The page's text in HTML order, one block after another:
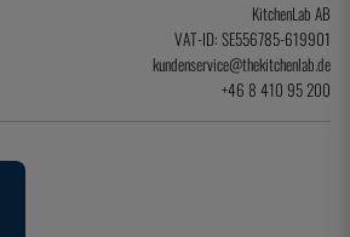
KitchenLab AB
VAT-ID: SE556785-619901
kundenservice@thekitchenlab.de
+46 8 410 95 200